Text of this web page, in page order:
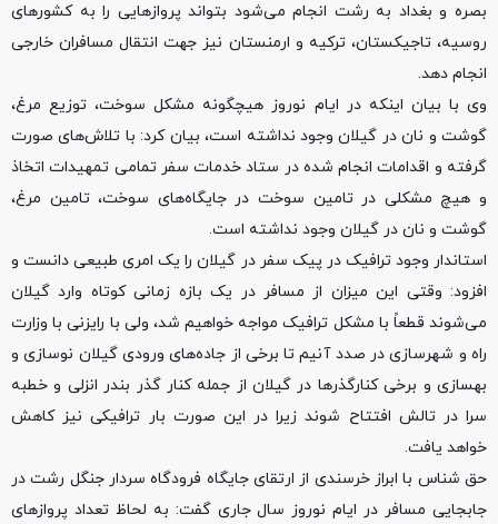
بصره و بغداد به رشت انجام می‌شود بتواند پروازهایی را به کشورهای
روسیه، تاجیکستان، ترکیه و ارمنستان نیز جهت انتقال مسافران خارجی
انجام دهد.
وی با بیان اینکه در ایام نوروز هیچگونه مشکل سوخت، توزیع مرغ،
گوشت و نان در گیلان وجود نداشته است، بیان کرد: با تلاش‌های صورت
گرفته و اقدامات انجام شده در ستاد خدمات سفر تمامی تمهیدات اتخاذ
و هیچ مشکلی در تامین سوخت در جایگاه‌های سوخت، تامین مرغ،
گوشت و نان در گیلان وجود نداشته است.
استاندار وجود ترافیک در پیک سفر در گیلان را یک امری طبیعی دانست و
افزود: وقتی این میزان از مسافر در یک بازه زمانی کوتاه وارد گیلان
می‌شوند قطعاً با مشکل ترافیک مواجه خواهیم شد، ولی با رایزنی با وزارت
راه و شهرسازی در صدد آنیم تا برخی از جاده‌های ورودی گیلان نوسازی و
بهسازی و برخی کنارگذرها در گیلان از جمله کنار گذر بندر انزلی و خطبه
سرا در تالش افتتاح شوند زیرا در این صورت بار ترافیکی نیز کاهش
خواهد یافت.
حق شناس با ابراز خرسندی از ارتقای جایگاه‌ فرودگاه سردار جنگل رشت در
جابجایی مسافر در ایام نوروز سال جاری گفت: به لحاظ تعداد پروازهای